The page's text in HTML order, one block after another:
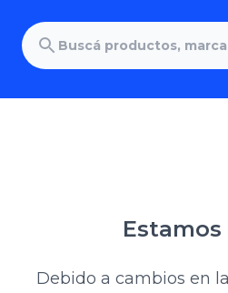
Debido a cambios en